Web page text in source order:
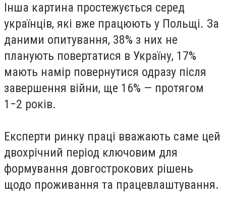
Інша картина простежується серед
українців, які вже працюють у Польщі. За
даними опитування, 38% з них не
планують повертатися в Україну, 17%
мають намір повернутися одразу після
завершення війни, ще 16% — протягом
1−2 років.
Експерти ринку праці вважають саме цей
двохрічний період ключовим для
формування довгострокових рішень
щодо проживання та працевлаштування.